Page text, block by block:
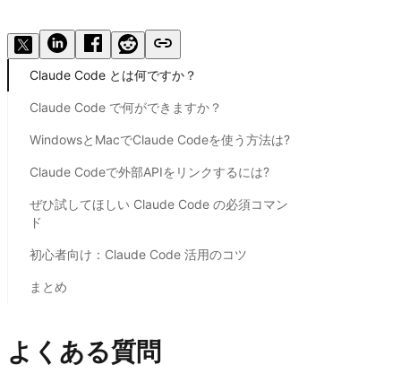
Claude Code とは何ですか？
Claude Code で何ができますか？
WindowsとMacでClaude Codeを使う方法は?
Claude Codeで外部APIをリンクするには?
ぜひ試してほしい Claude Code の必須コマン
ド
初心者向け：Claude Code 活用のコツ
まとめ
よくある質問